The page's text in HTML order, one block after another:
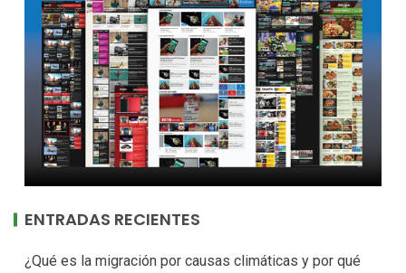
ENTRADAS RECIENTES
¿Qué es la migración por causas climáticas y por qué